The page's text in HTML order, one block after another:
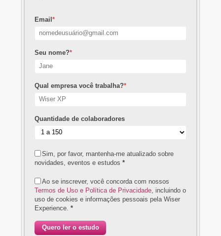
Email*
Seu nome?*
Qual empresa você trabalha?*
Quantidade de colaboradores
Sim, por favor, mantenha-me atualizado sobre
novidades, eventos e estudos *
Ao se inscrever, você concorda com nossos
Termos de Uso e Política de Privacidade , incluindo o
uso de cookies e informações pessoais pela Wiser
Experience. *
Quero ler o estudo